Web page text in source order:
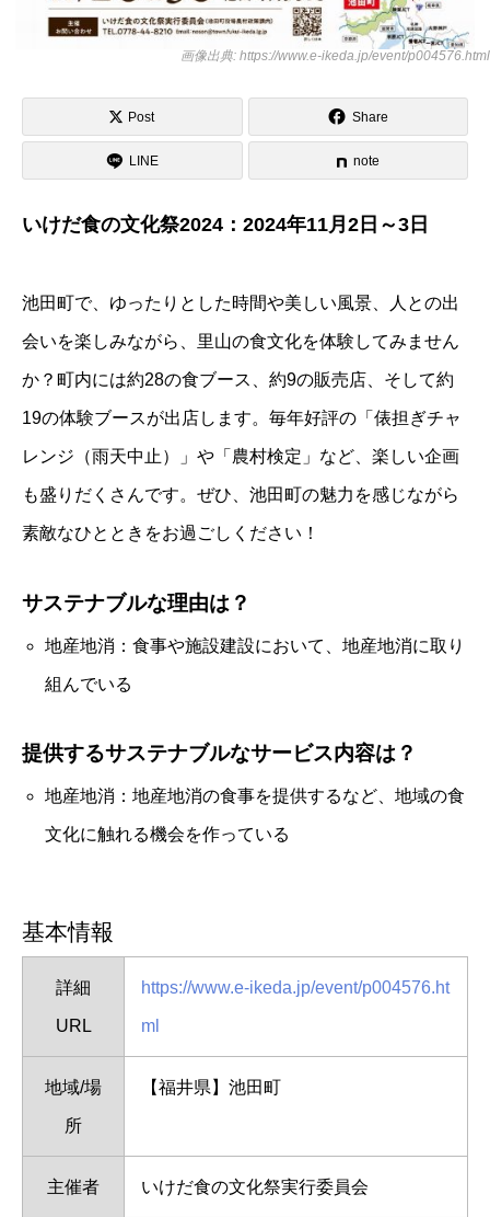
画像出典: https://www.e-ikeda.jp/event/p004576.html
Post Share
LINE note
いけだ食の文化祭2024：2024年11月2日～3日
池田町で、ゆったりとした時間や美しい風景、人との出
会いを楽しみながら、里山の食文化を体験してみません
か？町内には約28の食ブース、約9の販売店、そして約
19の体験ブースが出店します。毎年好評の「俵担ぎチャ
レンジ（雨天中止）」や「農村検定」など、楽しい企画
も盛りだくさんです。ぜひ、池田町の魅力を感じながら
素敵なひとときをお過ごしください！
サステナブルな理由は？
地産地消：食事や施設建設において、地産地消に取り
組んでいる
提供するサステナブルなサービス内容は？
地産地消：地産地消の食事を提供するなど、地域の食
文化に触れる機会を作っている
基本情報
詳細
URL
https://www.e-ikeda.jp/event/p004576.ht
ml
地域/場
所
【福井県】池田町
主催者 いけだ食の文化祭実行委員会